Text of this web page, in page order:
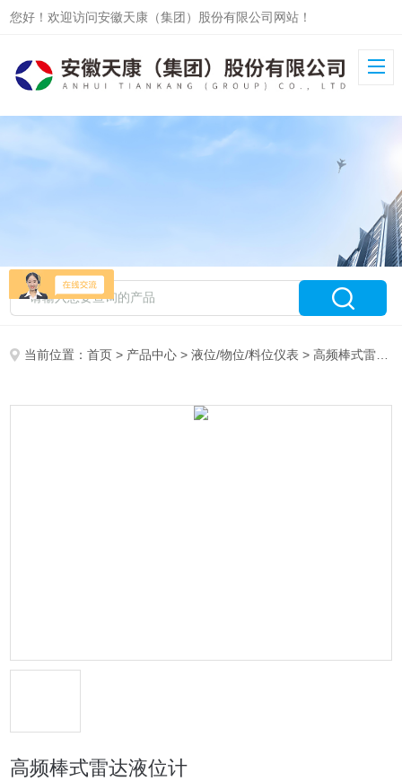
您好！欢迎访问安徽天康（集团）股份有限公司网站！
当前位置：首页 > 产品中心 >液位/物位/料位仪表 >高频棒式雷达液位计
高频棒式雷达液位计